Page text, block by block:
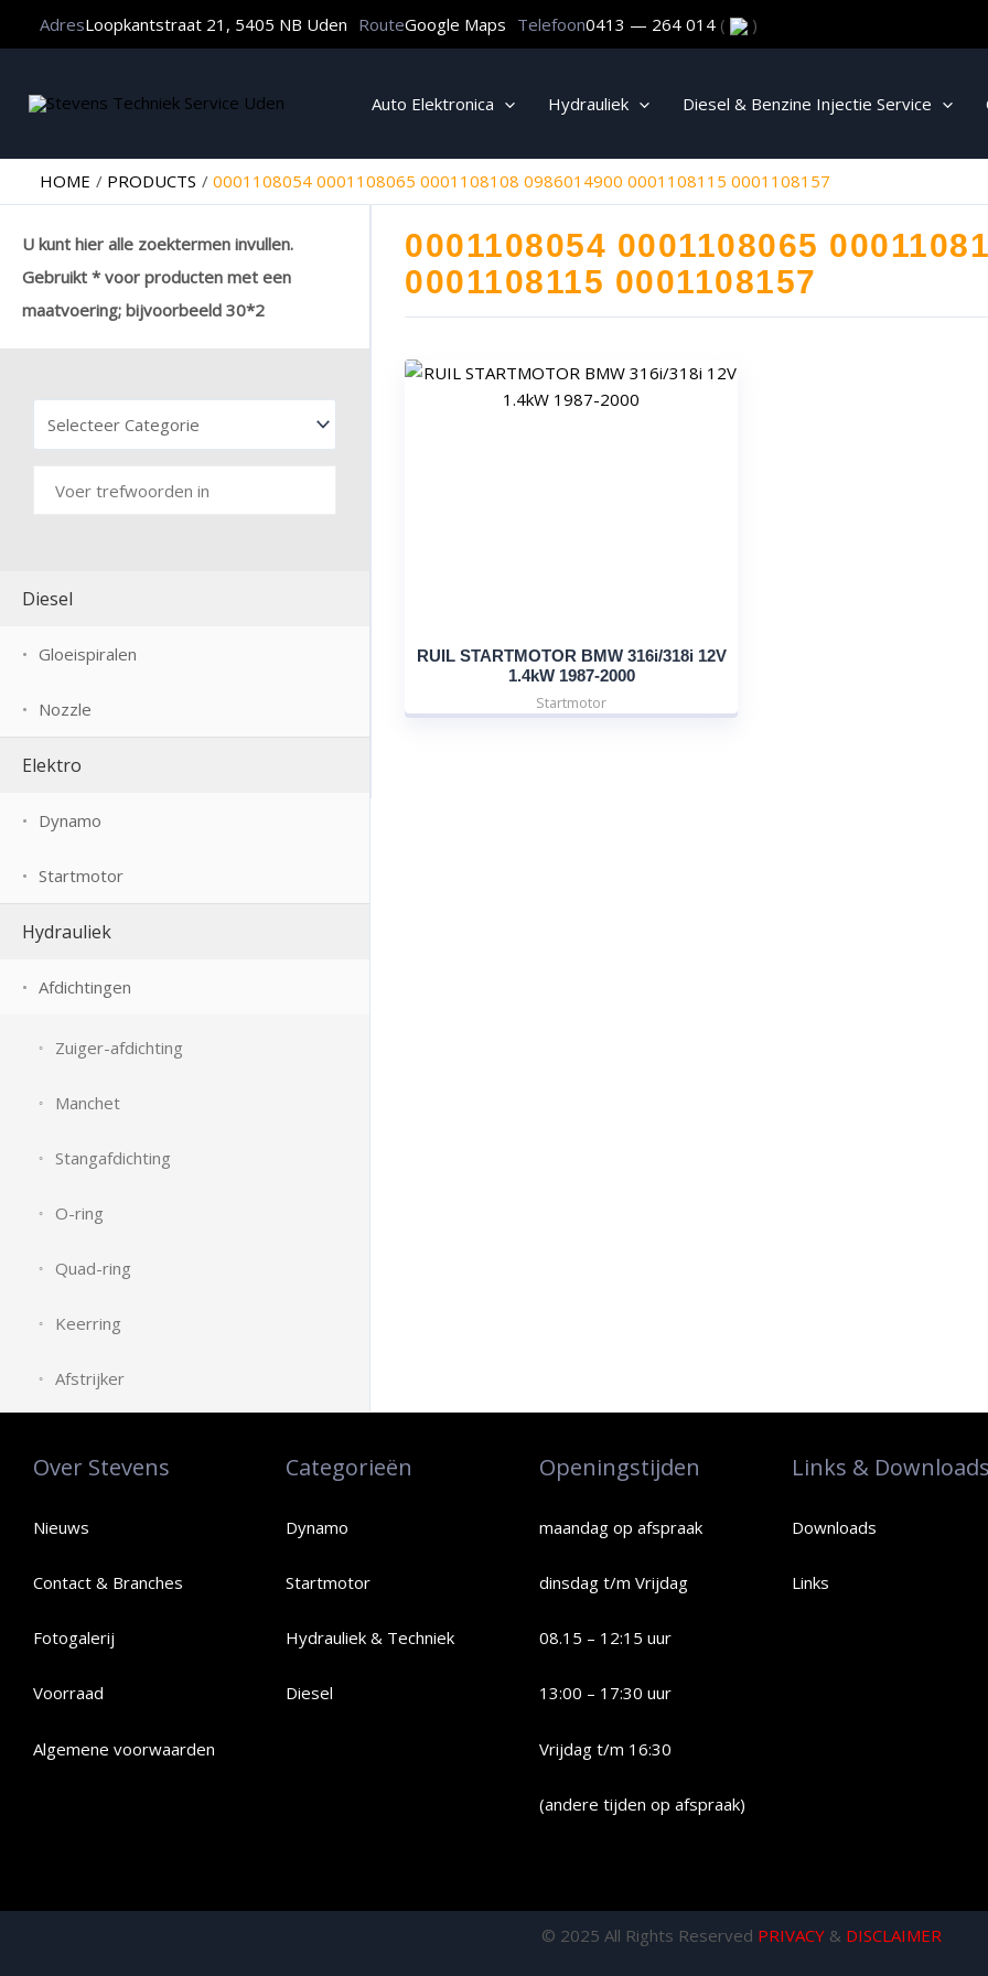
AdresLoopkantstraat 21, 5405 NB Uden RouteGoogle Maps Telefoon0413 — 264 014 ( )
Auto Elektronica Hydrauliek Diesel & Benzine Injectie Service
HOME PRODUCTS 0001108054 0001108065 0001108108 0986014900 0001108115 0001108157
U kunt hier alle zoektermen invullen.
Gebruikt * voor producten met een
maatvoering; bijvoorbeeld 30*2
Diesel
Gloeispiralen
Nozzle
Elektro
Dynamo
Startmotor
Hydrauliek
Afdichtingen
Zuiger-afdichting
Manchet
Stangafdichting
O-ring
Quad-ring
Keerring
Afstrijker
0001108054 0001108065
0001108115 0001108157
RUIL STARTMOTOR BMW 316i/318i 12V
1.4kW 1987-2000
Startmotor
Over Stevens
Nieuws
Contact & Branches
Fotogalerij
Voorraad
Algemene voorwaarden
Categorieën
Dynamo
Startmotor
Hydrauliek & Techniek
Diesel
Openingstijden
maandag op afspraak
dinsdag t/m Vrijdag
08.15 – 12:15 uur
13:00 – 17:30 uur
Vrijdag t/m 16:30
(andere tijden op afspraak)
Links &
Downloads
Links
© 2025 All Rights Reserved PRIVACY& DISCLAIMER